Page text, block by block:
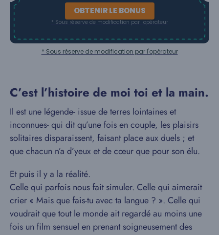
OBTENIR LE BONUS
* Sous réserve de modification par l'opérateur
* Sous réserve de modification par l'opérateur
C’est l’histoire de moi toi et la main.
Il est une légende- issue de terres lointaines et
inconnues- qui dit qu’une fois en couple, les plaisirs
solitaires disparaissent, faisant place aux duels ; et
que chacun n’a d’yeux et de cœur que pour son élu.
Et puis il y a la réalité.
Celle qui parfois nous fait simuler. Celle qui aimerait
crier « Mais que fais-tu avec ta langue ? ». Celle qui
voudrait que tout le monde ait regardé au moins une
fois un film sensuel en prenant soigneusement des